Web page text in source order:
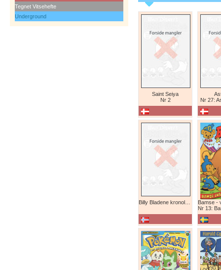
Tegnet Vitsehefte
Underground
Saint Seiya
Nr 2
Nr 27:
Nr 13: Bamse-